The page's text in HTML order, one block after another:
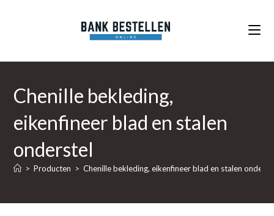
Chenille bekleding,
eikenfineer blad en stalen
onderstel
> Producten > Chenille bekleding, eikenfineer blad en stalen